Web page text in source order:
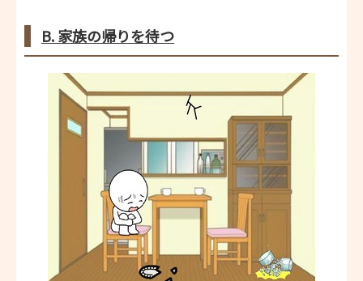
B. 家族の帰りを待つ